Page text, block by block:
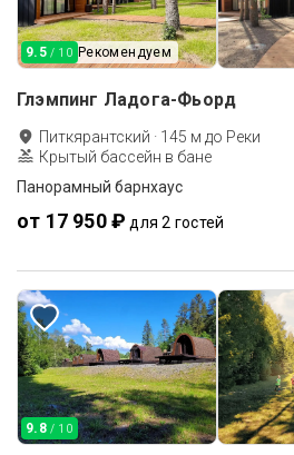
9.5 / 10 Рекомендуем
Глэмпинг Ладога-Фьорд
Питкярантский · 145 м до Реки
Крытый бассейн в бане
Панорамный барнхаус
от 17 950 ₽ для 2 гостей
9.8 / 10